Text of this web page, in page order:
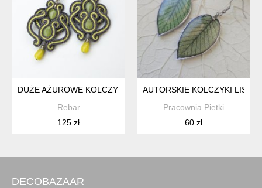
DUŻE AŻUROWE KOLCZYKI SUTASZ W OLIWKOWEJ ZIELENI
Rebar
125 zł
AUTORSKIE KOLCZYKI
Pracownia Pietki
60 zł
DECOBAZAAR